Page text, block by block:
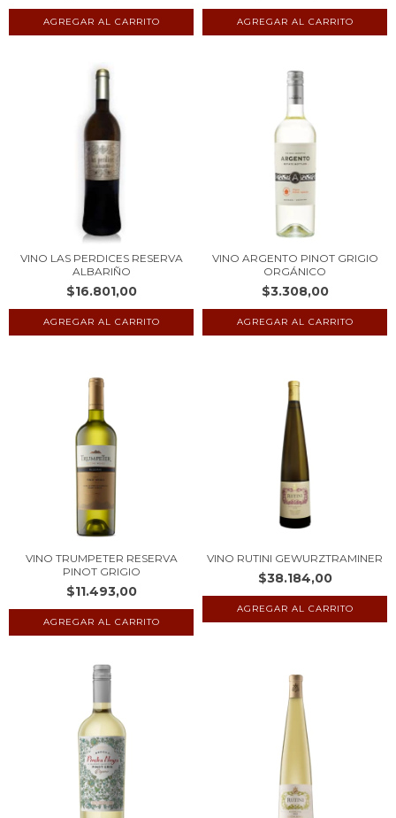
VINO LAS PERDICES RESERVA
ALBARIÑO
$16.801,00
VINO ARGENTO PINOT GRIGIO
ORGÁNICO
$3.308,00
VINO TRUMPETER RESERVA
PINOT GRIGIO
$11.493,00
VINO RUTINI GEWURZTRAMINER
$38.184,00